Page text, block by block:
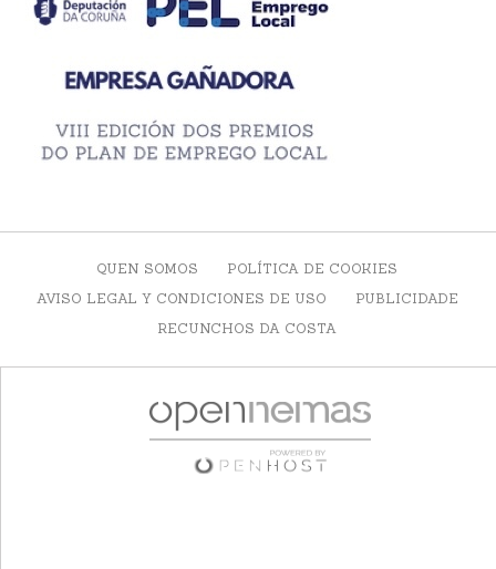
QUEN SOMOS
POLÍTICA DE COOKIES
AVISO LEGAL Y CONDICIONES DE USO
PUBLICIDADE
RECUNCHOS DA COSTA